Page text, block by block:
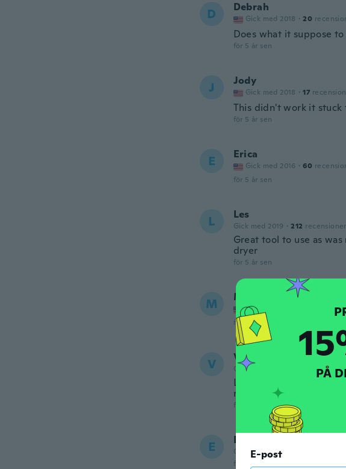
D Debrah
Gick med 2018 · 20
Does what it suppose
för 5 år sen
J Jody
Gick med 2018 · 17
This didn't work it stuck
för 5 år sen
E Erica
Gick med 2016 · 60
för 5 år sen
L Les
Gick med 2019 · 212 recensioner
Great tool to use as
dryer
för 5 år sen
M Melody
Gick med 2019
för 5 år sen
V Vicky
Gick med 2016 recensioner ·
L'article est similaire le
ramasse pas bien
för 5 år sen
E Erica
Gick med 2015
för 5 år sen
PÅ
E-post